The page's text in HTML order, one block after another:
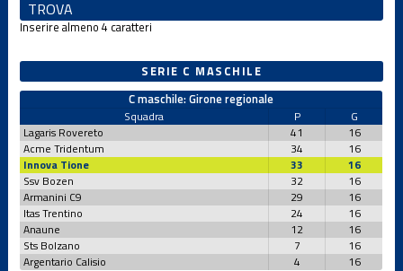
Inserire almeno 4 caratteri
SERIE C MASCHILE
C maschile: Girone regionale
Squadra P
G
Lagaris Rovereto
41
16
Acme Tridentum
34
16
Innova Tione
33
16
Ssv Bozen
32
16
Armanini C9
29
16
Itas Trentino
24
16
Anaune
12
16
Sts Bolzano
7
16
Argentario Calisio
4 16